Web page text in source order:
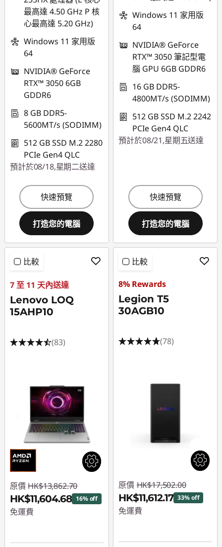
最高達 4.50 GHz P 核
心最高達 5.20 GHz)
Windows 11 家用版
64
NVIDIA® GeForce
RTX™ 3050 6GB
GDDR6
8 GB DDR5-
5600MT/s (SODIMM)
512 GB SSD M.2 2280
PCIe Gen4 QLC
預計於08/18,星期二送達
快速預覽
打造您的電腦
Windows 11 家用版
64
NVIDIA® GeForce
RTX™ 3050 筆記型電
腦 GPU 6GB GDDR6
16 GB DDR5-
4800MT/s (SODIMM)
512 GB SSD M.2 2242
PCIe Gen4 QLC
預計於08/21,星期五送達
快速預覽
打造您的電腦
比較
7 至 11 天內送達
Lenovo LOQ
15AHP10
(83)
原價 HK$13,862.70
HK$11,604.68 16% off
免運費
比較
8% Rewards
Legion T5
30AGB10
(78)
原價 HK$17,502.00
HK$11,612.17 33% off
免運費